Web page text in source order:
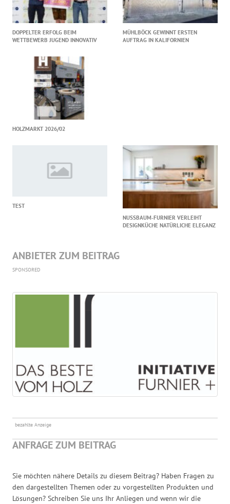
DOPPELTER ERFOLG BEIM
WETTBEWERB JUGEND INNOVATIV
MÜHLBÖCK GEWINNT ERSTEN
AUFTRAG IN KALIFORNIEN
HOLZMARKT 2026/02
TEST
NUSSBAUM‑FURNIER VERLEIHT
DESIGNKÜCHE NATÜRLICHE ELEGANZ
ANBIETER ZUM BEITRAG
SPONSORED
bezahlte Anzeige
ANFRAGE ZUM BEITRAG
Sie möchten nähere Details zu diesem Beitrag? Haben Fragen zu
den dargestellten Themen oder zu vorgestellten Produkten und
Lösungen? Schreiben Sie uns Ihr Anliegen und wenn wir die